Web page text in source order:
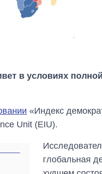
в условиях полной
«Индекс
Unit (EIU).
глобальная